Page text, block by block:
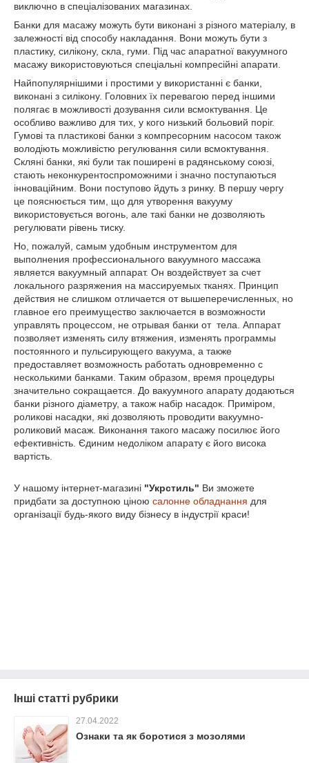
виключно в спеціалізованих магазинах.
Банки для масажу можуть бути виконані з різного матеріалу, в
залежності від способу накладання. Вони можуть бути з
пластику, силікону, скла, гуми. Під час апаратної вакуумного
масажу використовуються спеціальні компресійні апарати.
Найпопулярнішими і простими у використанні є банки,
виконані з силікону. Головних їх перевагою перед іншими
полягає в можливості дозування сили всмоктування. Це
особливо важливо для тих, у кого низький больовий поріг.
Гумові та пластикові банки з компресорним насосом також
володіють можливістю регулювання сили всмоктування.
Скляні банки, які були так поширені в радянському союзі,
стають неконкурентоспроможними і значно поступаються
інноваційним. Вони поступово йдуть з ринку. В першу чергу
це пояснюється тим, що для утворення вакууму
використовується вогонь, але такі банки не дозволяють
регулювати рівень тиску.
Но, пожалуй, самым удобным инструментом для
выполнения профессионального вакуумного массажа
является вакуумный аппарат. Он воздействует за счет
локального разряжения на массируемых тканях. Принцип
действия не слишком отличается от вышеперечисленных, но
главное его преимущество заключается в возможности
управлять процессом, не отрывая банки от тела. Аппарат
позволяет изменять силу втяжения, изменять программы
постоянного и пульсирующего вакуума, а также
предоставляет возможность работать одновременно с
несколькими банками. Таким образом, время процедуры
значительно сокращается. До вакуумного апарату додаються
банки різного діаметру, а також набір насадок. Приміром,
роликові насадки, які дозволяють проводити вакуумно-
роликовий масаж. Виконання такого масажу посилює його
ефективність. Єдиним недоліком апарату є його висока
вартість.
У нашому інтернет-магазині "Укрстиль" Ви зможете
придбати за доступною ціною салонне обладнання для
організації будь-якого виду бізнесу в індустрії краси!
Інші статті рубрики
27.04.2022
Ознаки та як боротися з мозолями